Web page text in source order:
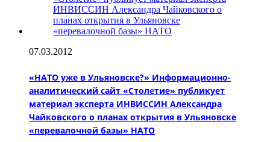
07.03.2012
«НАТО уже в Ульяновске?» Информационно-
аналитический сайт «Столетие» публикует
материал эксперта ИНВИССИН Александра
Чайковского о планах открытия в Ульяновске
«перевалочной базы» НАТО